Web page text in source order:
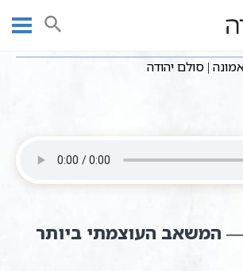
וידאו
| סולם יהודה
| סולם יהודה
המשאב העוצמתי ביותר